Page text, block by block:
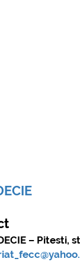
– Pitesti,
PRIMSTUD